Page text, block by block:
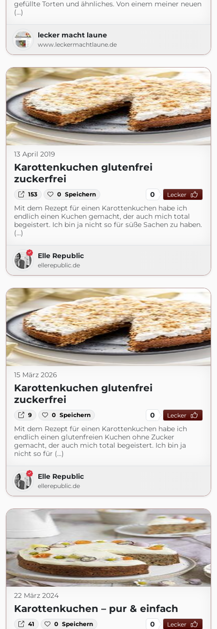
gefüllte Torten und ähnliches. Von einem meiner neuen
(...)
lecker macht laune
www.leckermachtlaune.de
13 April 2019
Karottenkuchen glutenfrei
zuckerfrei
153 0 Speichern 0 Lecker
Mit dem Rezept für einen Karottenkuchen habe ich
endlich einen Kuchen gemacht, der auch mich total
begeistert. Ich bin ja nicht so für süße Sachen zu haben.
(...)
Elle Republic
ellerepublic.de
15 März 2026
Karottenkuchen glutenfrei
zuckerfrei
9 0 Speichern 0 Lecker
Mit dem Rezept für einen Karottenkuchen habe ich
endlich einen glutenfreien Kuchen ohne Zucker
gemacht, der auch mich total begeistert. Ich bin ja
nicht so für (...)
Elle Republic
ellerepublic.de
22 März 2024
Karottenkuchen – pur & einfach
41 0 Speichern 0 Lecker